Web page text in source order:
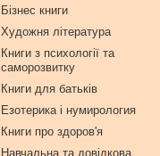
Бізнес книги
Художня література
Книги з психології та
саморозвитку
Книги для батьків
Езотерика і нумирология
Книги про здоров'я
Навчальна та довідкова